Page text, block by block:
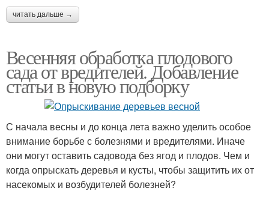
читать дальше →
Весенняя обработка плодового
сада от вредителей. Добавление
статьи в новую подборку
С начала весны и до конца лета важно уделить особое
внимание борьбе с болезнями и вредителями. Иначе
они могут оставить садовода без ягод и плодов. Чем и
когда опрыскать деревья и кусты, чтобы защитить их от
насекомых и возбудителей болезней?